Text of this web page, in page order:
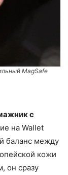
MagSafe
с
на Wallet
баланс между
кожи
он сразу